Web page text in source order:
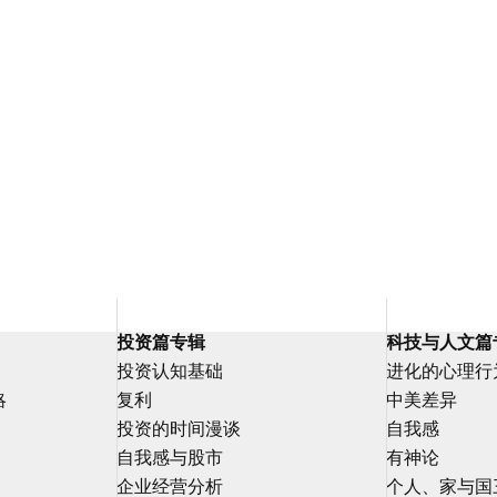
投资篇专辑
投资认知基础
复利
投资的时间漫谈
自我感与股市
企业经营分析
科技与人文篇
进化的心理行
中美差异
自我感
有神论
个人、家与国